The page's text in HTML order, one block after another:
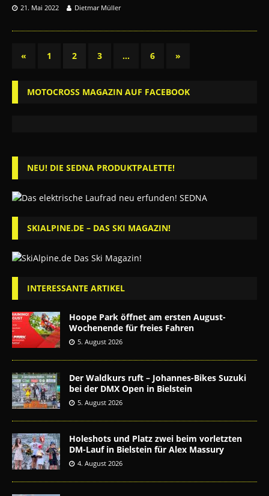
21. Mai 2022 Dietmar Müller
« 1 2 3 … 6 »
MOTOCROSS MAGAZIN AUF FACEBOOK
NEU! DIE SEDNA PRODUKTPALETTE!
SKIALPINE.DE – DAS SKI MAGAZIN!
INTERESSANTE ARTIKEL
Hoope Park öffnet am ersten August-
Wochenende für freies Fahren
5. August 2026
Der Waldkurs ruft – Johannes-Bikes Suzuki
bei der DMX Open in Bielstein
5. August 2026
Holeshots und Platz zwei beim vorletzten
DM-Lauf in Bielstein für Alex Massury
4. August 2026